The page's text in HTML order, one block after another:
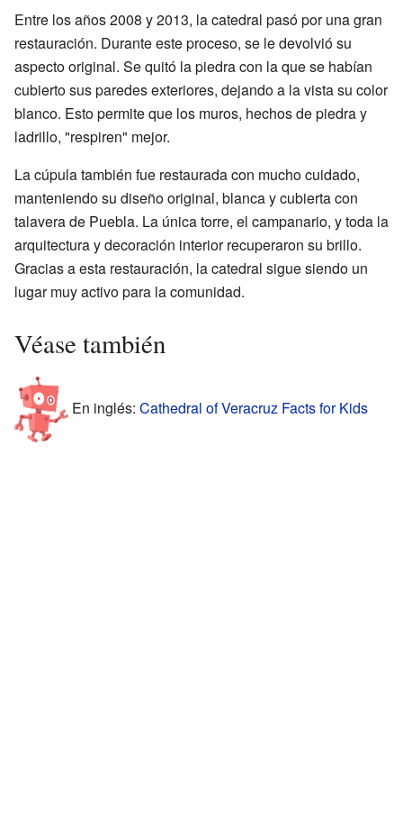
Entre los años 2008 y 2013, la catedral pasó por una gran
restauración. Durante este proceso, se le devolvió su
aspecto original. Se quitó la piedra con la que se habían
cubierto sus paredes exteriores, dejando a la vista su color
blanco. Esto permite que los muros, hechos de piedra y
ladrillo, "respiren" mejor.
La cúpula también fue restaurada con mucho cuidado,
manteniendo su diseño original, blanca y cubierta con
talavera de Puebla. La única torre, el campanario, y toda la
arquitectura y decoración interior recuperaron su brillo.
Gracias a esta restauración, la catedral sigue siendo un
lugar muy activo para la comunidad.
Véase también
En inglés: Cathedral of Veracruz Facts for Kids